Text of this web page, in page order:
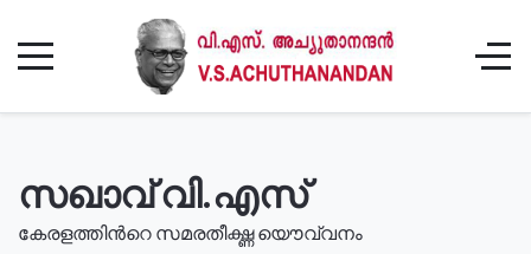
സഖാവ് വി.എസ്
കേരളത്തിൻറെ സമരതീക്ഷ്ണ യൌവ്വനം